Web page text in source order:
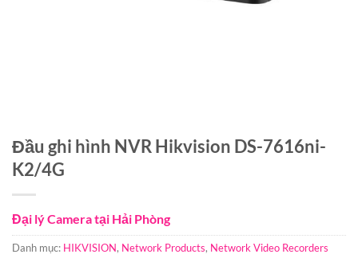
Đầu ghi hình NVR Hikvision DS-7616ni-
K2/4G
Đại lý Camera tại Hải Phòng
Danh mục: HIKVISION, Network Products, Network Video Recorders